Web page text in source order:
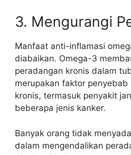
3. Mengurangi
Manfaat anti-inflamasi
diabaikan. Omega-3
peradangan kronis dalam
merupakan faktor
kronis, termasuk penyakit
beberapa jenis kanker.
Banyak orang tidak
dalam mengendalikan